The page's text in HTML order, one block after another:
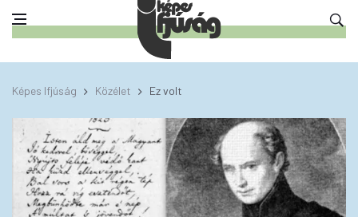
Képes Ifjúság Közélet Ez volt